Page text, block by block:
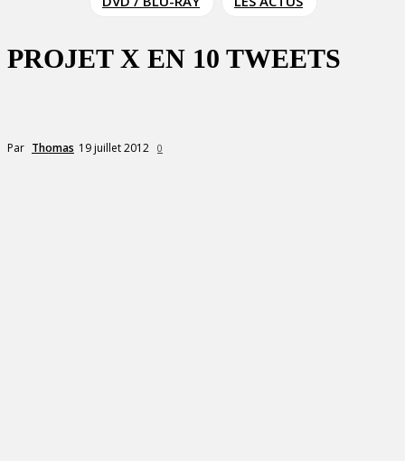
PROJET X EN 10 TWEETS
Par Thomas 19 juillet 2012 0